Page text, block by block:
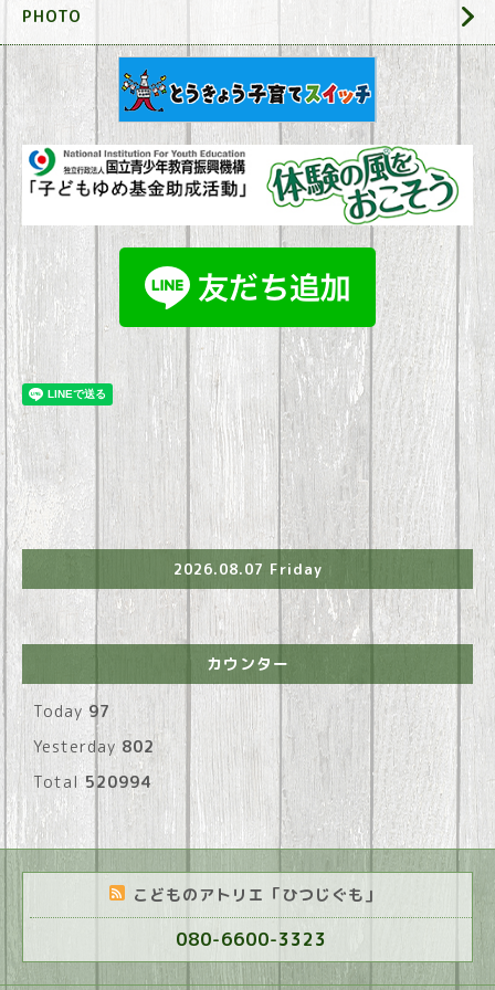
PHOTO
2026.08.07 Friday
カウンター
Today 97
Yesterday 802
Total520994
こどものアトリエ「ひつじぐも」
080-6600-3323